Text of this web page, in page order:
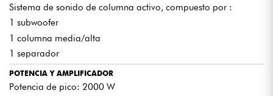
Sistema de sonido de columna activo, compuesto por :
1 subwoofer
1 columna media/alta
1 separador
POTENCIA Y AMPLIFICADOR
Potencia de pico: 2000 W